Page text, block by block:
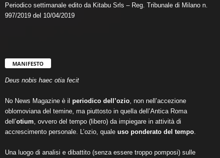
Periodico settimanale edito da Kitabu Srls – Reg. Tribunale di Milano n.
997/2019 del 10/04/2019
MANIFESTO
Deus nobis haec otia fecit
No News Magazine è il periodico dell’ozio , non nell’accezione
oblomoviana del temine, ma piuttosto in quella dell’Antica Roma
dell’otium , ovvero del tempo (libero) da impiegare in attività di
accrescimento personale. L’ozio, quale uso ponderato del tempo
Una luogo di analisi e dibattito (senza essere troppo pomposi) sulle